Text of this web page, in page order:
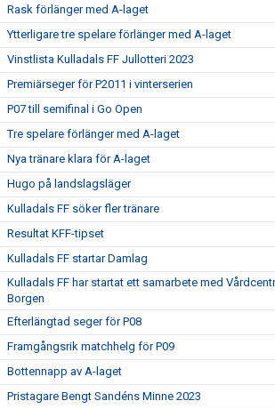
Rask förlänger med A-laget
Ytterligare tre spelare förlänger med A-laget
Vinstlista Kulladals FF Jullotteri 2023
Premiärseger för P2011 i vinterserien
P07 till semifinal i Go Open
Tre spelare förlänger med A-laget
Nya tränare klara för A-laget
Hugo på landslagsläger
Kulladals FF söker fler tränare
Resultat KFF-tipset
Kulladals FF startar Damlag
Kulladals FF har startat ett samarbete med
Borgen
Efterlängtad seger för P08
Framgångsrik matchhelg för P09
Bottennapp av A-laget
Pristagare Bengt Sandéns Minne 2023